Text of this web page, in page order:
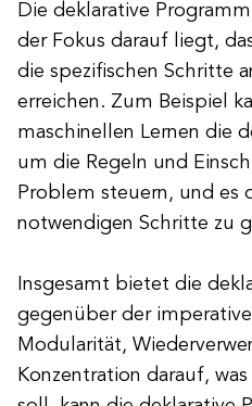
Die deklarative
der Fokus darauf liegt,
die spezifischen Schritte
erreichen. Zum Beispiel
maschinellen Lernen die
um die Regeln und
Problem steuern, und es
notwendigen Schritte zu
Insgesamt bietet die
gegenüber der
Modularität,
Konzentration darauf,